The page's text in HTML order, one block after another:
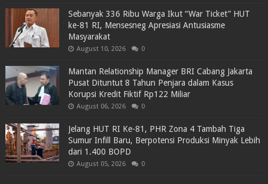
Sebanyak 336 Ribu Warga Ikut “War Ticket” HUT
ke-81 RI, Mensesneg Apresiasi Antusiasme
Masyarakat
August 10, 2026 0
Mantan Relationship Manager BRI Cabang Jakarta
Pusat Dituntut 8 Tahun Penjara dalam Kasus
Korupsi Kredit Fiktif Rp122 Miliar
August 06, 2026 0
Jelang HUT RI Ke-81, PHR Zona 4 Tambah Tiga
Sumur Infill Baru, Berpotensi Produksi Minyak Lebih
dari 1.400 BOPD
August 05, 2026 0